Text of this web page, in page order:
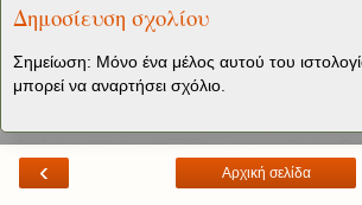
Δημοσίευση σχολίου
Σημείωση: Μόνο ένα μέλος αυτού του
μπορεί να αναρτήσει σχόλιο.
‹ Αρχική σελίδα